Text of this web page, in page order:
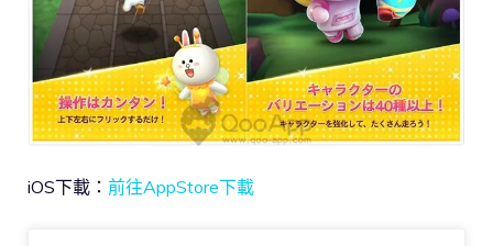
iOS下載： 前往AppStore下載